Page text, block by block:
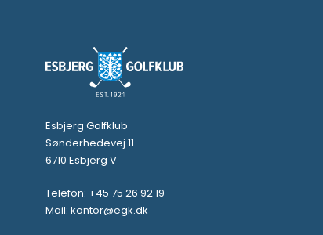
Esbjerg Golfklub
Sønderhedevej 11
6710 Esbjerg V
Telefon: +45 75 26 92 19
Mail: kontor@egk.dk